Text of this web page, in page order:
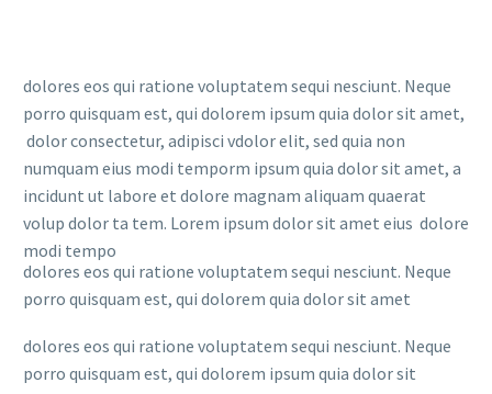
dolores eos qui ratione voluptatem sequi nesciunt. Neque
porro quisquam est, qui dolorem ipsum quia dolor sit amet,
dolor consectetur, adipisci vdolor elit, sed quia non
numquam eius modi temporm ipsum quia dolor sit amet, a
incidunt ut labore et dolore magnam aliquam quaerat
volup dolor ta tem. Lorem ipsum dolor sit amet eius dolore
modi tempo
dolores eos qui ratione voluptatem sequi nesciunt. Neque
porro quisquam est, qui dolorem quia dolor sit amet
dolores eos qui ratione voluptatem sequi nesciunt. Neque
porro quisquam est, qui dolorem ipsum quia dolor sit